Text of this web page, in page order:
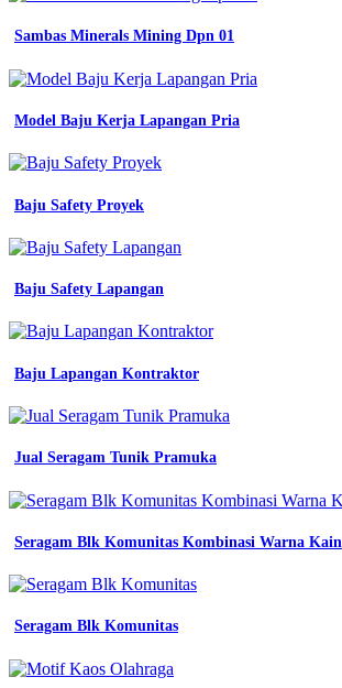
info
menjelaskan
pada
jersey
terdekat
promo
cod
wearpack
safety
baju
seragam
lapangan
tambang
panjang
wanita
model
batik
kerja
wanita
modern
tampil
stylish
Sambas Minerals Mining Dpn 01
Model Baju Kerja Lapangan Pria
Baju Safety Proyek
Baju Safety Lapangan
Baju Lapangan Kontraktor
Jual Seragam Tunik Pramuka
Seragam Blk Komunitas Kombinasi Warna Kain
Seragam Blk Komunitas